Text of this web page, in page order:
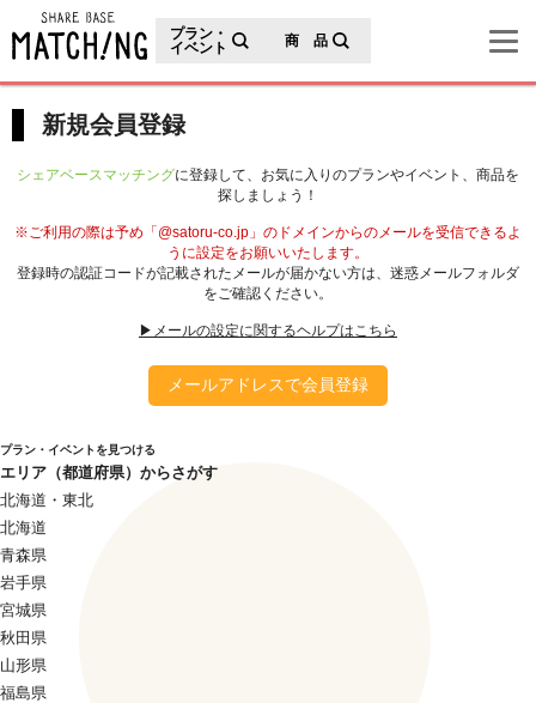
プラン・
イベント
商 品
新規会員登録
シェアベースマッチングに登録して、お気に入りのプランやイベント、商品を
探しましょう！
※ご利用の際は予め「@satoru-co.jp」のドメインからのメールを受信できるよ
うに設定をお願いいたします。
登録時の認証コードが記載されたメールが届かない方は、迷惑メールフォルダ
をご確認ください。
▶メールの設定に関するヘルプはこちら
メールアドレスで会員登録
プラン・イベントを見つける
エリア（都道府県）からさがす
北海道・東北
北海道
青森県
岩手県
宮城県
秋田県
山形県
福島県